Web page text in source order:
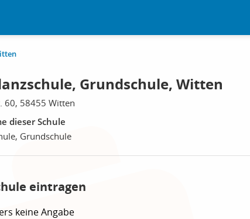
Grundschule, Witten
60, 58455 Witten
dieser Schule
Grundschule
eintragen
keine Angabe